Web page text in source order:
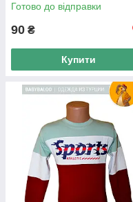
Батник на
Все
Відмінна якість
втрачає
тривалій
Готово до відправки
90 ₴
Купити